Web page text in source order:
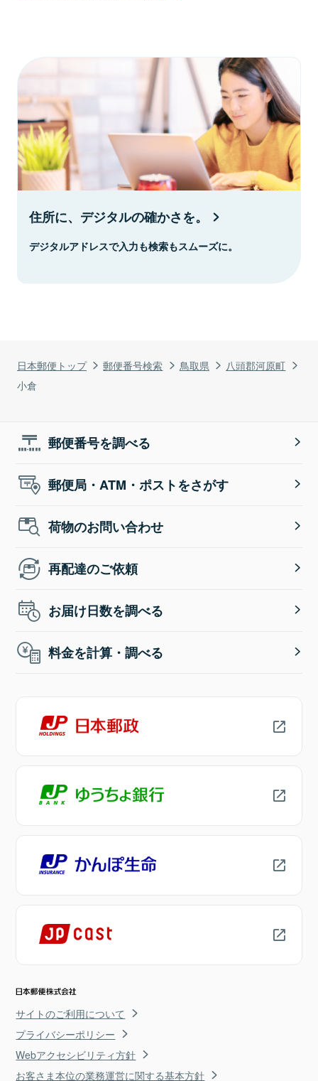
日本郵便トップ 郵便番号検索 鳥取県
八頭郡河原町
小倉
住所に、デジタルの確かさを。
デジタルアドレスで入力も検索もスムーズに。
郵便番号を調べる
郵便局・ATM・ポストをさがす
荷物のお問い合わせ
再配達のご依頼
お届け日数を調べる
料金を計算・調べる
サイトのご利用について
プライバシーポリシー
Webアクセシビリティ方針
お客さま本位の業務運営に関する基本方針